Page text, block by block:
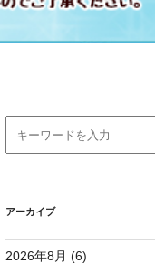
アーカイブ
2026年8月 (6)